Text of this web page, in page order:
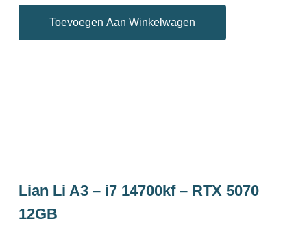
Toevoegen Aan Winkelwagen
Lian Li A3 – i7 14700kf – RTX 5070
12GB